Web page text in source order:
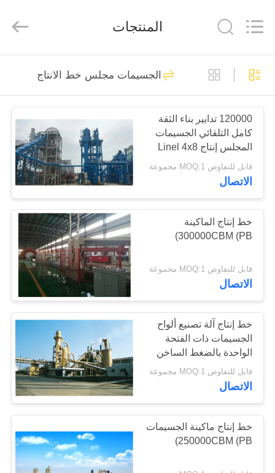
مسكن
منتجات
معلومات
جولة
المعمل
مراقبة
الجودة
اتصل
BLOG
اطلب
CO.,
LTD..
Reserved.
خط إنتاج OSB
الجسيمات مجلس
خط الانتاج
22
خط إنتاج يمول
36
المنتجات
الجسيمات مجلس خط الانتاج
120000 تدابير بناء الثقة
كامل التلقائي الجسيمات
المجلس إنتاج Linel 4x8
قدم
قابل للتفاوض MOQ:1 مجموعة
الاتصال
خط إنتاج الماكينة
300000CBM (PB)
قابل للتفاوض MOQ:1 مجموعة
الاتصال
خط إنتاج آلة تصنيع ألواح
الجسيمات ذات الفتحة
الواحدة بالضغط الساخن
قابل للتفاوض MOQ:1 مجموعة
الاتصال
خط إنتاج ماكينة الجسيمات
250000CBM (PB)